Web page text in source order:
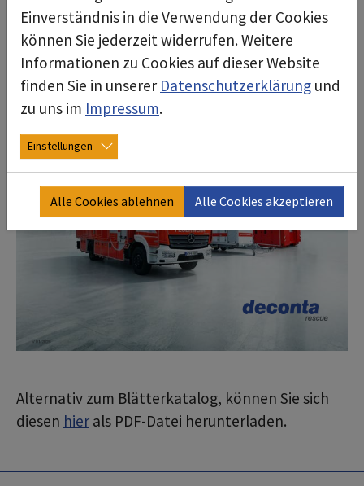
Alternativ zum Blätterkatalog, können Sie sich
diesen hier als PDF-Datei herunterladen.
Einverständnis in die Verwendung der Cookies
können Sie jederzeit widerrufen. Weitere
Informationen zu Cookies auf dieser Website
finden Sie in unserer Datenschutzerklärung und
zu uns im Impressum.
Einstellungen
Alle Cookies ablehnen Alle Cookies akzeptieren